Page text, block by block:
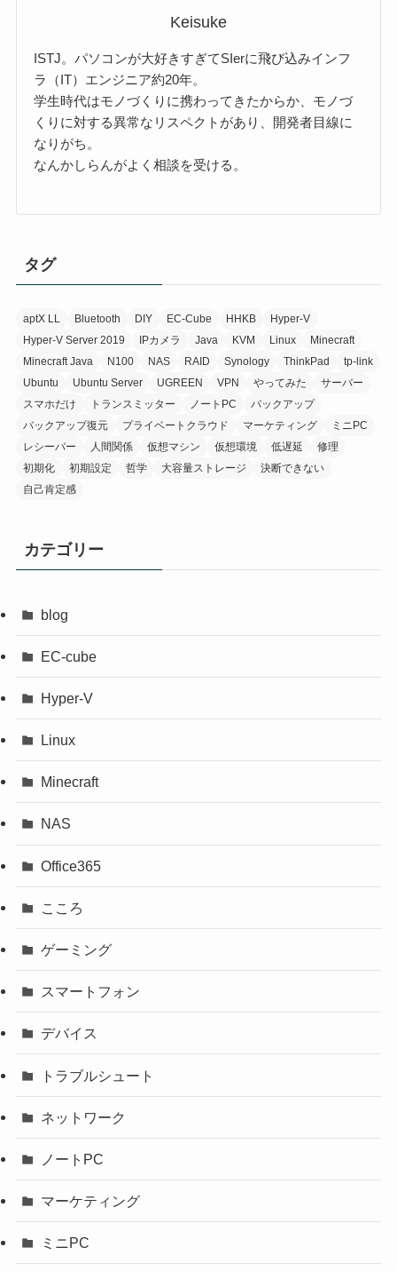
Keisuke
ISTJ。パソコンが大好きすぎてSIerに飛び込みインフ
ラ（IT）エンジニア約20年。
学生時代はモノづくりに携わってきたからか、モノづ
くりに対する異常なリスペクトがあり、開発者目線に
なりがち。
なんかしらんがよく相談を受ける。
タグ
aptX LL Bluetooth DIY EC-Cube HHKB
Hyper-V
Hyper-V Server 2019
IPカメラ Java KVM Linux
Minecraft
Minecraft Java
N100 NAS RAID Synology ThinkPad
tp-link
Ubuntu
Ubuntu Server UGREEN VPN やってみた
サーバー
スマホだけ
トランスミッター ノートPC
バックアップ
バックアップ復元
プライベートクラウド マーケティング
ミニPC
レシーバー
人間関係 仮想マシン 仮想環境 低遅延
修理
初期化
初期設定 哲学 大容量ストレージ
決断できない
自己肯定感
カテゴリー
blog
EC-cube
Hyper-V
Linux
Minecraft
NAS
Office365
こころ
ゲーミング
スマートフォン
デバイス
トラブルシュート
ネットワーク
ノートPC
マーケティング
ミニPC